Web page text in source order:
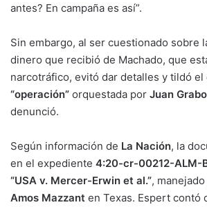
antes? En campaña es así”.
Sin embargo, al ser cuestionado sobre
dinero que recibió de Machado, que
narcotráfico, evitó dar detalles y tildó el
“operación” orquestada por Juan
denunció.
Según información de La Nación, la
en el expediente 4:20-cr-00212-ALM-
“USA v. Mercer-Erwin et al.”,
Amos Mazzant en Texas. Espert contó